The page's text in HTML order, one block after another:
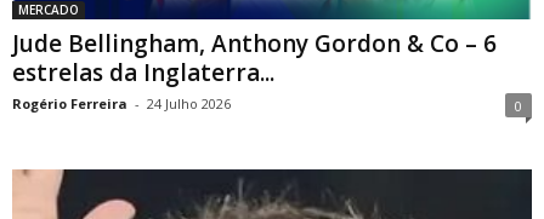
MERCADO
Jude Bellingham, Anthony Gordon & Co – 6
estrelas da Inglaterra...
Rogério Ferreira - 24 Julho 2026 0